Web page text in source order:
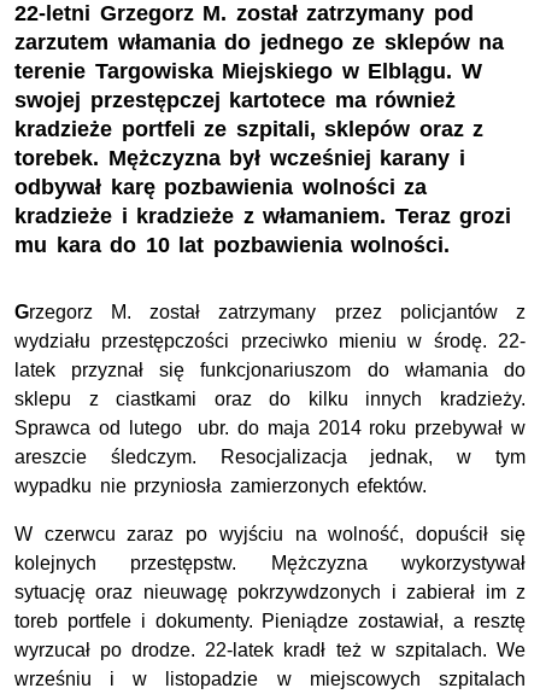
22-letni Grzegorz M. został zatrzymany pod
zarzutem włamania do jednego ze sklepów na
terenie Targowiska Miejskiego w Elblągu. W
swojej przestępczej kartotece ma również
kradzieże portfeli ze szpitali, sklepów oraz z
torebek. Mężczyzna był wcześniej karany i
odbywał karę pozbawienia wolności za
kradzieże i kradzieże z włamaniem. Teraz grozi
mu kara do 10 lat pozbawienia wolności.
Grzegorz M. został zatrzymany przez policjantów z
wydziału przestępczości przeciwko mieniu w środę. 22-
latek przyznał się funkcjonariuszom do włamania do
sklepu z ciastkami oraz do kilku innych kradzieży.
Sprawca od lutego ubr. do maja 2014 roku przebywał w
areszcie śledczym. Resocjalizacja jednak, w tym
wypadku nie przyniosła zamierzonych efektów.
W czerwcu zaraz po wyjściu na wolność, dopuścił się
kolejnych przestępstw. Mężczyzna wykorzystywał
sytuację oraz nieuwagę pokrzywdzonych i zabierał im z
toreb portfele i dokumenty. Pieniądze zostawiał, a resztę
wyrzucał po drodze. 22-latek kradł też w szpitalach. We
wrześniu i w listopadzie w miejscowych szpitalach